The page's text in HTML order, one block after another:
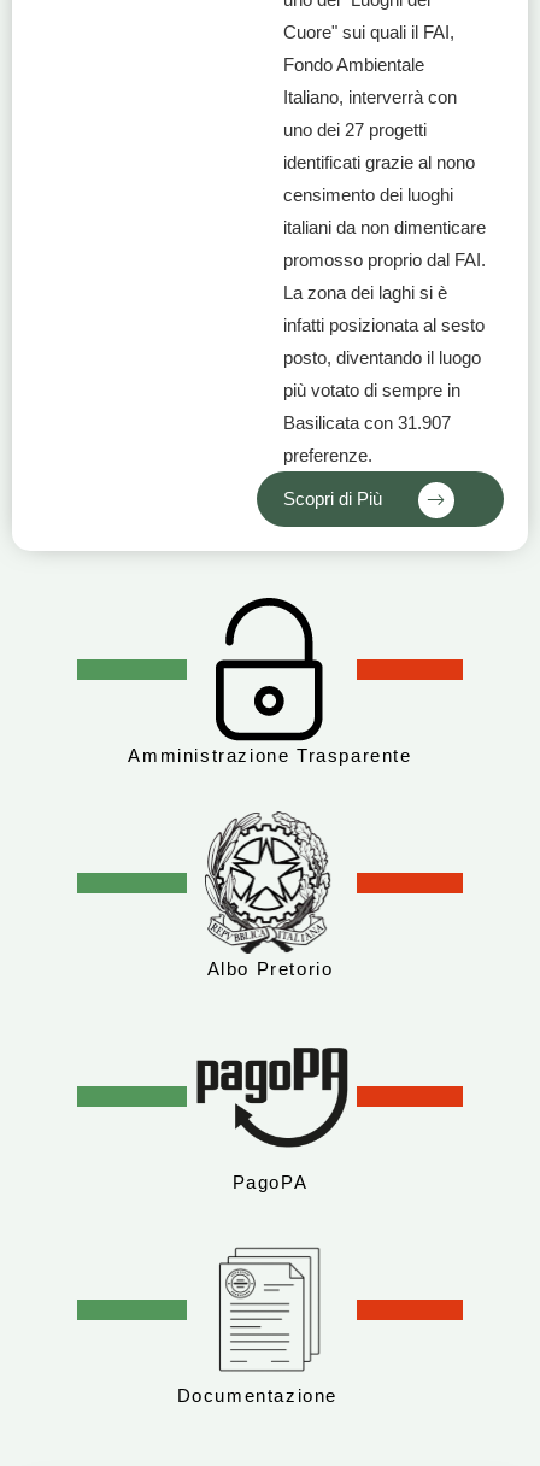
Cuore" sui quali il FAI,
Fondo Ambientale
Italiano, interverrà con
uno dei 27 progetti
identificati grazie al nono
censimento dei luoghi
italiani da non dimenticare
promosso proprio dal FAI.
La zona dei laghi si è
infatti posizionata al sesto
posto, diventando il luogo
più votato di sempre in
Basilicata con 31.907
preferenze.
Scopri di Più
Amministrazione Trasparente
Albo Pretorio
PagoPA
Documentazione